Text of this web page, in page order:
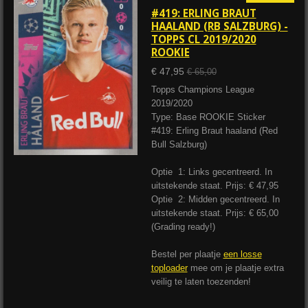
#419: ERLING BRAUT
HAALAND (RB SALZBURG) -
TOPPS CL 2019/2020
ROOKIE
€ 47,95 € 65,00
Topps Champions League
2019/2020
Type: Base ROOKIE Sticker
#419: Erling Braut haaland (Red
Bull Salzburg)
Optie 1: Links gecentreerd. In
uitstekende staat. Prijs: € 47,95
Optie 2: Midden gecentreerd. In
uitstekende staat. Prijs: € 65,00
(Grading ready!)
Bestel per plaatje een losse
toploadermee om je plaatje extra
veilig te laten toezenden!